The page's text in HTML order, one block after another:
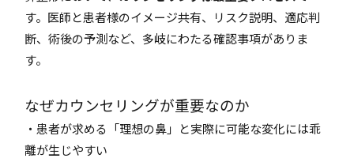
す。医師と患者様のイメージ共有、リスク説明、適応判
断、術後の予測など、多岐にわたる確認事項がありま
す。
なぜカウンセリングが重要なのか
・患者が求める「理想の鼻」と実際に可能な変化には乖
離が生じやすい